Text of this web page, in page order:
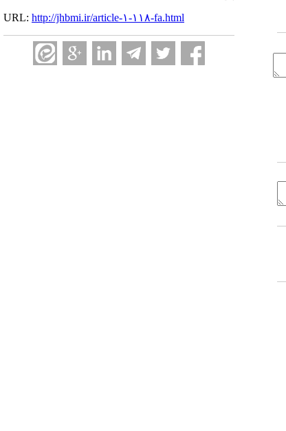
URL: http://jhbmi.ir/article-۱-۱۱۸-fa.html